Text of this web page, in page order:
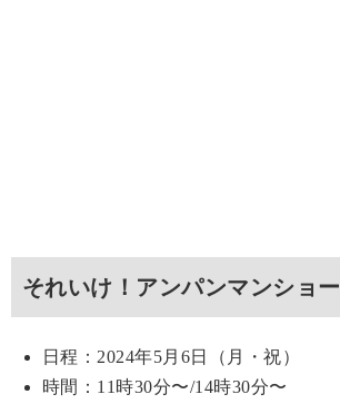
それいけ！アンパンマンショー
日程：2024年5月6日（月・祝）
時間：11時30分〜/14時30分〜